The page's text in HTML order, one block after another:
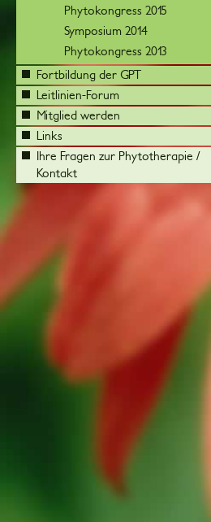
Phytokongress 2015
Symposium 2014
Phytokongress 2013
Fortbildung der GPT
Leitlinien-Forum
Mitglied werden
Links
Ihre Fragen zur Phytotherapie /
Kontakt